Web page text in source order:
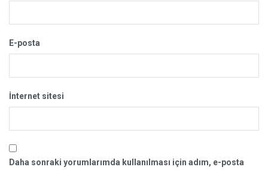
E-posta
İnternet sitesi
Daha sonraki yorumlarımda kullanılması için adım, e-posta